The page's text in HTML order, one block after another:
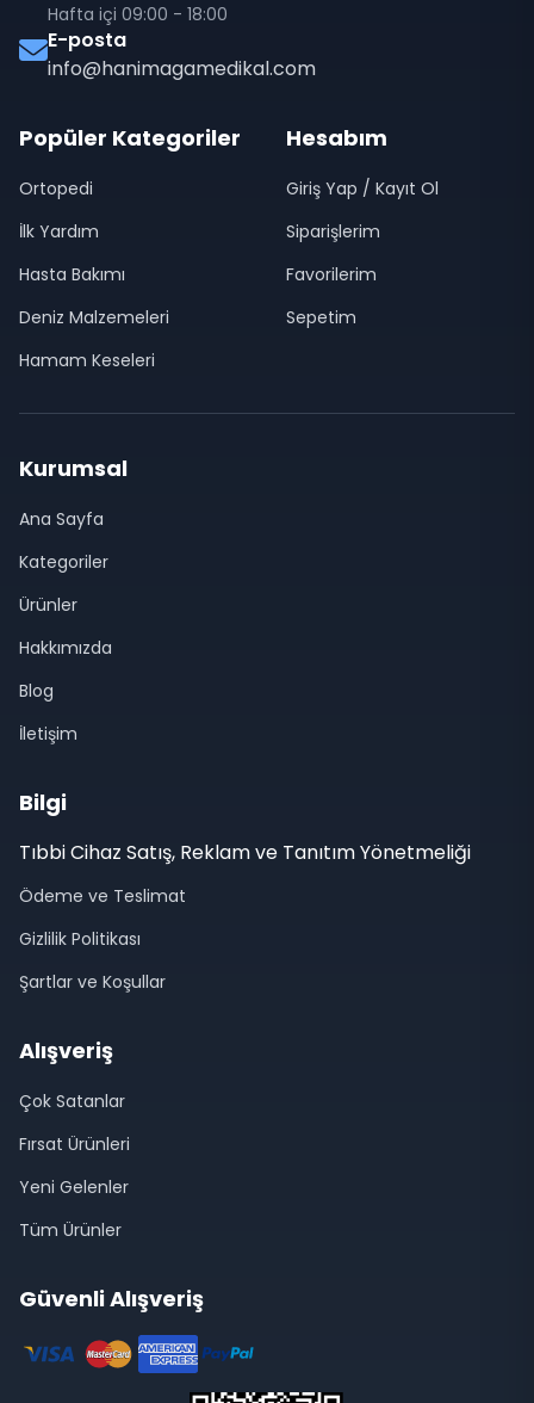
Hafta içi 09:00 - 18:00
E-posta
info@hanimagamedikal.com
Popüler Kategoriler
Ortopedi
İlk Yardım
Hasta Bakımı
Deniz Malzemeleri
Hamam Keseleri
Hesabım
Giriş Yap / Kayıt Ol
Siparişlerim
Favorilerim
Sepetim
Kurumsal
Ana Sayfa
Kategoriler
Ürünler
Hakkımızda
Blog
İletişim
Bilgi
Tıbbi Cihaz Satış, Reklam ve Tanıtım Yönetmeliği
Ödeme ve Teslimat
Gizlilik Politikası
Şartlar ve Koşullar
Alışveriş
Çok Satanlar
Fırsat Ürünleri
Yeni Gelenler
Tüm Ürünler
Güvenli Alışveriş